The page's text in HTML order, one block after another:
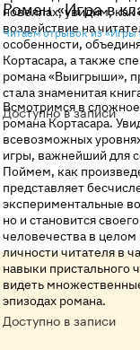
новеллах, увидим, как
воздействие на
особенности,
Кортасара, а также
романа «Выигрыши»,
стала знаменитая
Доступно в записи
Роман «Игра в
Читаем отрывок из «Игры
Всмотримся в
романа Кортасара.
всевозможных
игры, важнейший для
Поймем, как
представляет
экспериментальные
но и становится
человечества в
личности читателя в
навыки пристального
видеть
эпизодах романа.
Доступно в записи
Записаться на